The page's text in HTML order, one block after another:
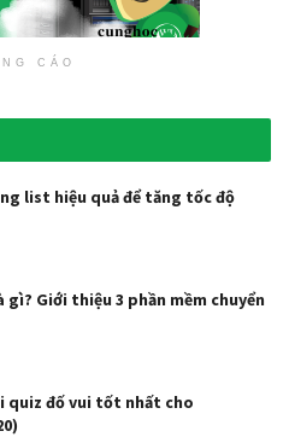
CÁO
list hiệu quả để tăng tốc độ
gì? Giới thiệu 3 phần mềm chuyển
quiz đố vui tốt nhất cho